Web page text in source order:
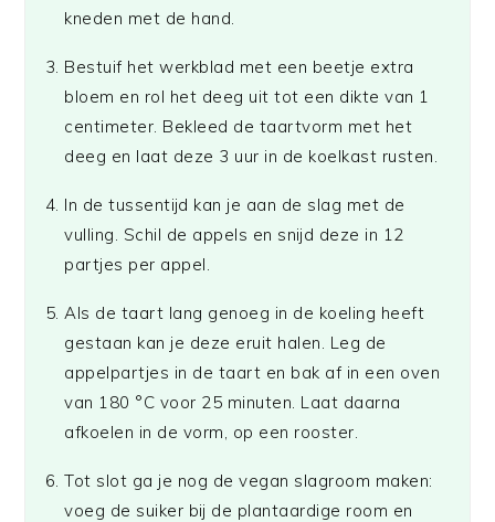
kneden met de hand.
Bestuif het werkblad met een beetje extra
bloem en rol het deeg uit tot een dikte van 1
centimeter. Bekleed de taartvorm met het
deeg en laat deze 3 uur in de koelkast rusten.
In de tussentijd kan je aan de slag met de
vulling. Schil de appels en snijd deze in 12
partjes per appel.
Als de taart lang genoeg in de koeling heeft
gestaan kan je deze eruit halen. Leg de
appelpartjes in de taart en bak af in een oven
van 180 °C voor 25 minuten. Laat daarna
afkoelen in de vorm, op een rooster.
Tot slot ga je nog de vegan slagroom maken:
voeg de suiker bij de plantaardige room en